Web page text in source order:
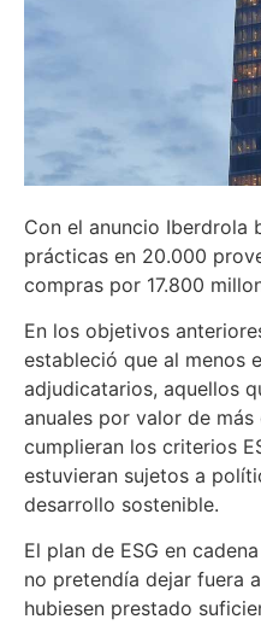
Con el anuncio Iberdrola
prácticas en 20.000
compras por 17.800
En los objetivos
estableció que al menos
adjudicatarios, aquellos
anuales por valor de
cumplieran los criterios
estuvieran sujetos a
desarrollo sostenible.
El plan de ESG en
no pretendía dejar fuera
hubiesen prestado